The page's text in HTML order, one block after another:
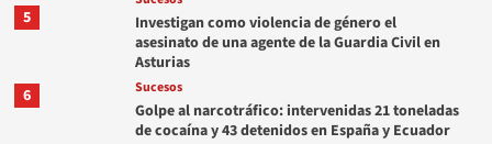
5
Investigan como violencia de género el
asesinato de una agente de la Guardia Civil en
Asturias
6
Sucesos
Golpe al narcotráfico: intervenidas 21 toneladas
de cocaína y 43 detenidos en España y Ecuador